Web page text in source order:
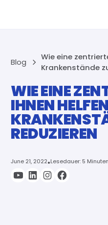
Blog
Wie eine
Krankenstände
WIE EINE
IHNEN
REDUZIEREN
June 21, 2022•Lesedauer: 5 Minuten